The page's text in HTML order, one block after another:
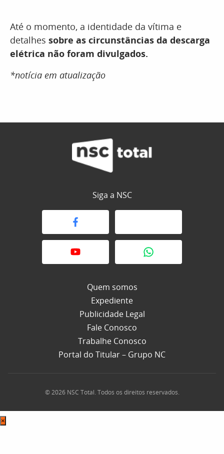
Até o momento, a identidade da vítima e
detalhes sobre as circunstâncias da descarga
elétrica não foram divulgados.
*notícia em atualização
Siga a NSC
Quem somos
Expediente
Publicidade Legal
Fale Conosco
Trabalhe Conosco
Portal do Titular – Grupo NC
© 2026 NSC Total. Todos os direitos reservados.
×